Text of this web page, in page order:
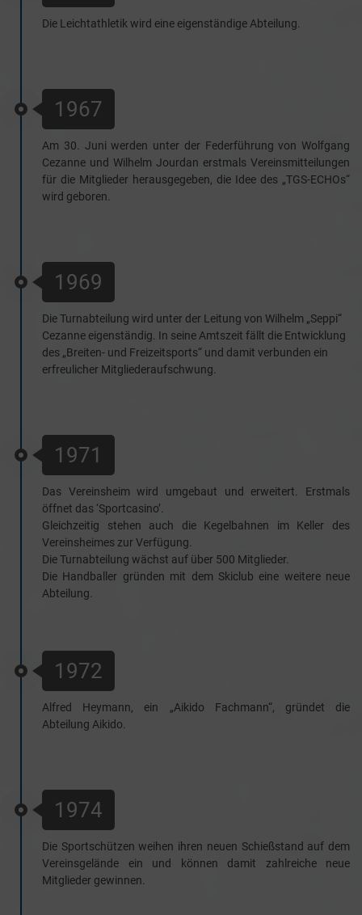
Die Leichtathletik wird eine eigenständige Abteilung.
1967
Am 30. Juni werden unter der Federführung von Wolfgang
Cezanne und Wilhelm Jourdan erstmals Vereinsmitteilungen
für die Mitglieder herausgegeben, die Idee des „TGS-ECHOs“
wird geboren.
1969
Die Turnabteilung wird unter der Leitung von Wilhelm „Seppi“
Cezanne eigenständig. In seine Amtszeit fällt die Entwicklung
des „Breiten- und Freizeitsports“ und damit verbunden ein
erfreulicher Mitgliederaufschwung.
1971
Das Vereinsheim wird umgebaut und erweitert. Erstmals
öffnet das ‘Sportcasino’.
Gleichzeitig stehen auch die Kegelbahnen im Keller des
Vereinsheimes zur Verfügung.
Die Turnabteilung wächst auf über 500 Mitglieder.
Die Handballer gründen mit dem Skiclub eine weitere neue
Abteilung.
1972
Alfred Heymann, ein „Aikido Fachmann“, gründet die
Abteilung Aikido.
1974
Die Sportschützen weihen ihren neuen Schießstand auf dem
Vereinsgelände ein und können damit zahlreiche neue
Mitglieder gewinnen.